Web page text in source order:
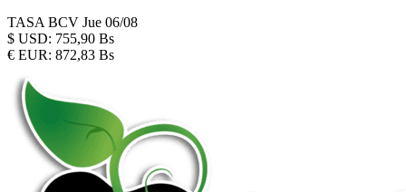
TASA BCV Jue 06/08
$ USD: 755,90 Bs
€ EUR: 872,83 Bs